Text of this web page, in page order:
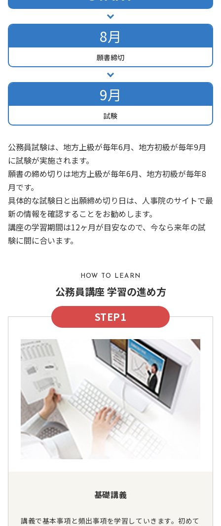
8月
願書締切
9月
試験
公務員試験は、地方上級が毎年6月、地方初級が毎年9月
に試験が実施されます。
願書の締め切りは地方上級が毎年6月、地方初級が毎年8
月です。
具体的な試験日と出願締め切り日は、 人事院のサイトで最
新の情報を確認することをお勧めします。
講座の学習期間は12ヶ月が目安なので、今なら来年の試
験に間に合います。
HOW TO LEARN
公務員講座 学習の進め方
STEP1
基礎講義
講義で基本事項と頻出事項を学習していきます。初めて